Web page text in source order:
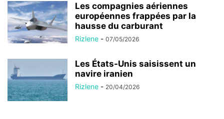
Les compagnies aériennes
européennes frappées par la
hausse du carburant
Rizlene - 07/05/2026
Les États-Unis saisissent un
navire iranien
Rizlene - 20/04/2026